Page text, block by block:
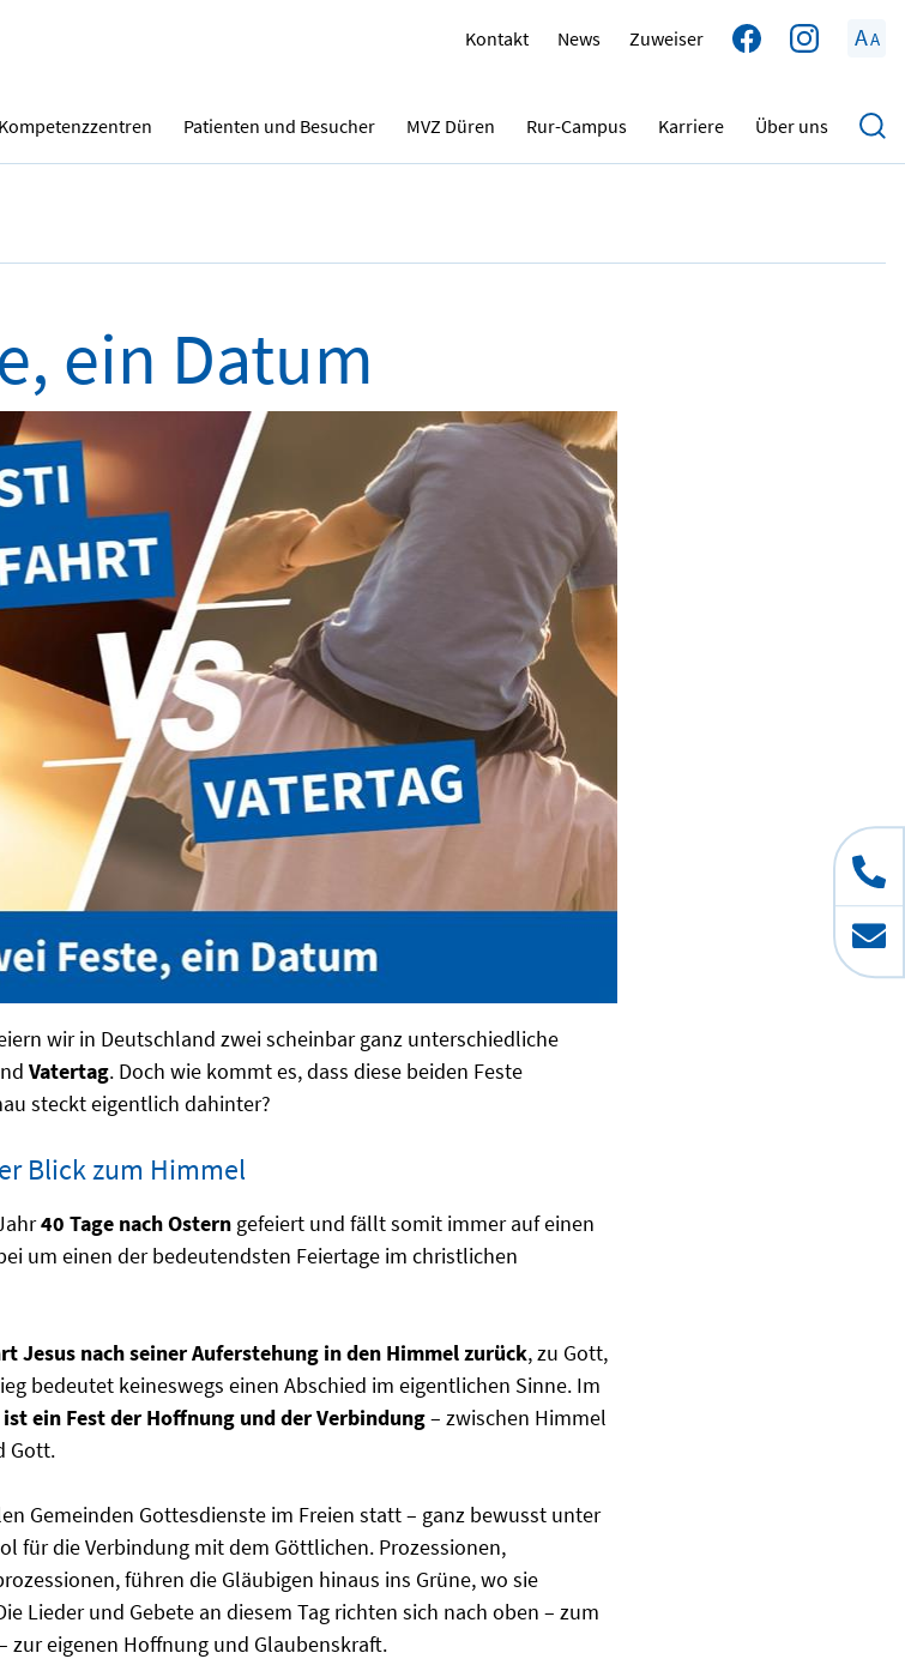
Kontakt News Zuweiser AA
Kompetenzzentren Patienten und Besucher MVZ Düren Rur-Campus Karriere Über uns
29.05.2025
ein Datum
wir in Deutschland zwei scheinbar ganz unterschiedliche
Vatertag. Doch wie kommt es, dass diese beiden Feste
steckt eigentlich dahinter?
Blick zum Himmel
40 Tage nach Ostern gefeiert und fällt somit immer auf einen
um einen der bedeutendsten Feiertage im christlichen
Jesus nach seiner Auferstehung in den Himmel zurück, zu Gott,
bedeutet keineswegs einen Abschied im eigentlichen Sinne. Im
ein Fest der Hoffnung und der Verbindung– zwischen Himmel
Gott.
Gemeinden Gottesdienste im Freien statt – ganz bewusst unter
für die Verbindung mit dem Göttlichen. Prozessionen,
führen die Gläubigen hinaus ins Grüne, wo sie
Lieder und Gebete an diesem Tag richten sich nach oben – zum
zur eigenen Hoffnung und Glaubenskraft.